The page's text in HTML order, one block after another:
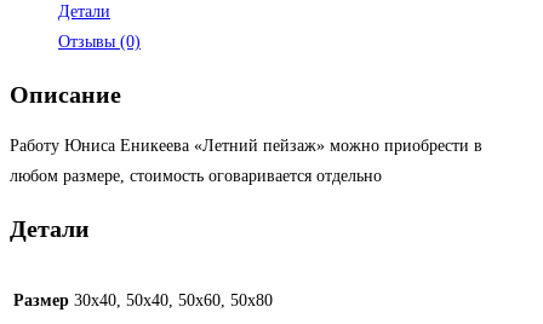
Детали
Отзывы (0)
Описание
Работу Юниса Еникеева «Летний пейзаж» можно приобрести в
любом размере, стоимость оговаривается отдельно
Детали
Размер 30х40, 50х40, 50х60, 50х80